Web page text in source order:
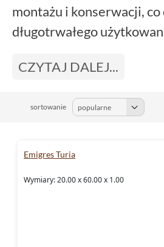
montażu i konserwacji,
długotrwałego
CZYTAJ DALEJ...
sortowanie
Emigres Turia
Wymiary: 20.00 x 60.00 x 1.00